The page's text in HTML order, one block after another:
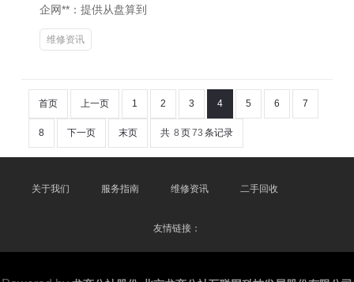
企网**：提供从盘算到
维修资讯
首页 上一页 1 2 3 4 5 6 7
8 下一页 末页 共 8 页73 条记录
关于我们 服务指南 维修资讯 二手回收
友情链接：